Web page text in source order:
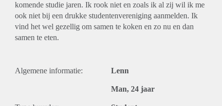
komende studie jaren. Ik rook niet en zoals ik al zij wil ik me
ook niet bij een drukke studentenvereniging aanmelden. Ik
vind het wel gezellig om samen te koken en zo nu en dan
samen te eten.
Algemene informatie: Lenn
Man, 24 jaar